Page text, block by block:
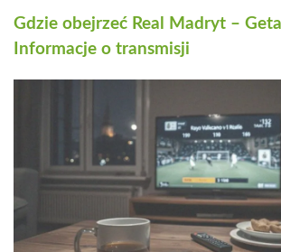
Gdzie obejrzeć Real Madryt –
Informacje o transmisji